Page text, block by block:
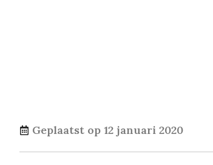
Geplaatst op 12 januari 2020